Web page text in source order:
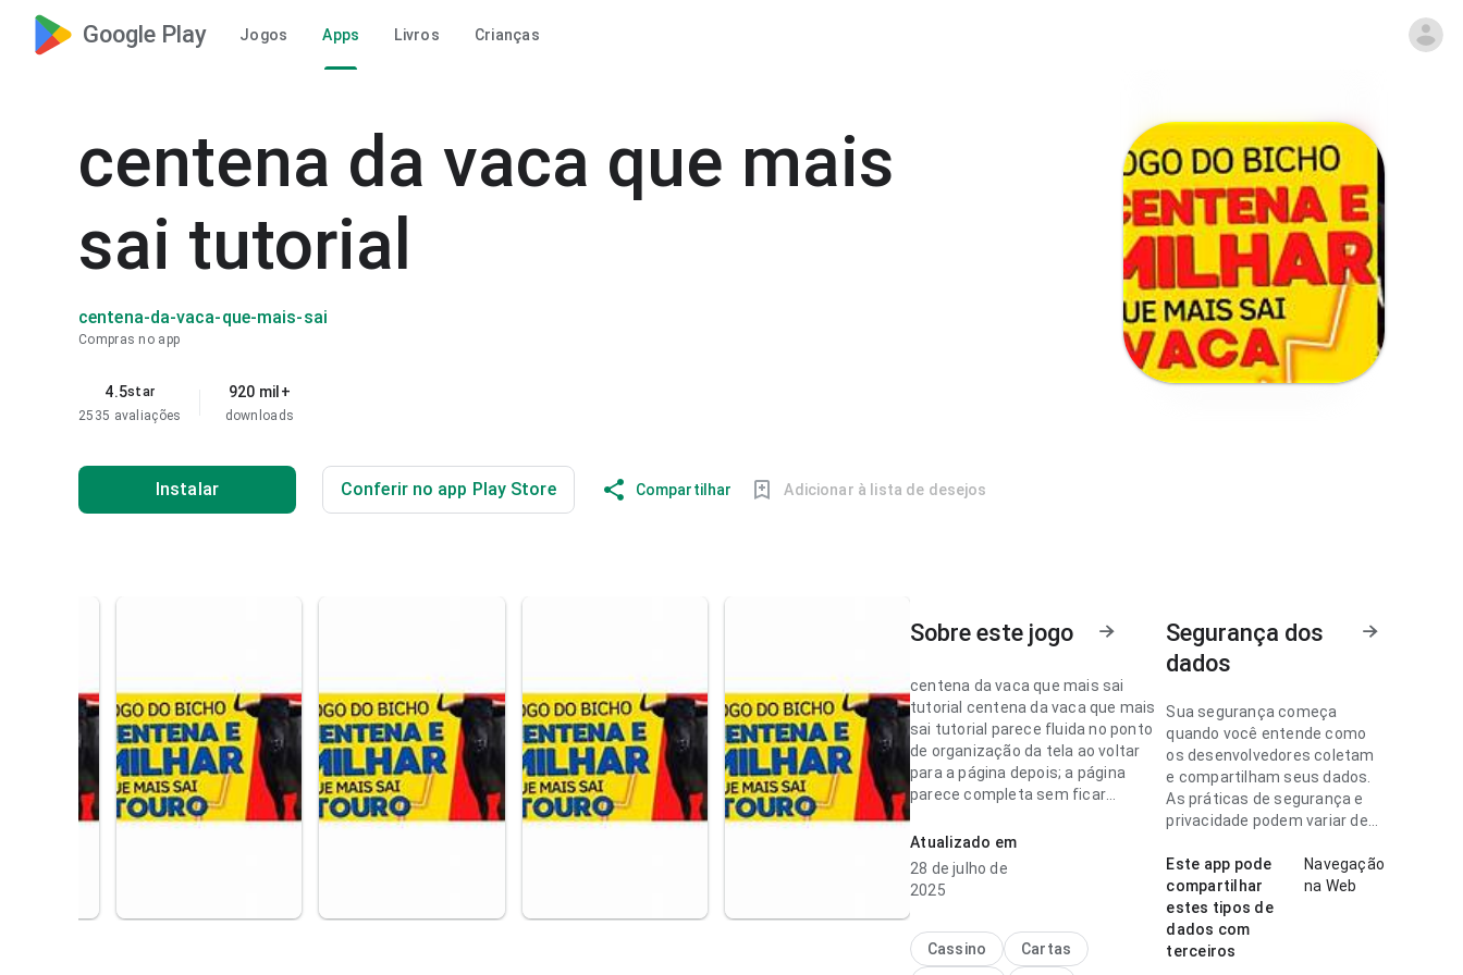
Google Play Jogos Apps Livros Crianças
centena da vaca que mais
sai tutorial
centena-da-vaca-que-mais-sai
Compras no app
4.5star
2535 avaliações
920 mil+
downloads
Instalar Conferir no app Play Store Compartilhar Adicionar à lista de desejos
Sobre este jogo
centena da vaca que mais sai
tutorial centena da vaca que mais
sai tutorial parece fluida no ponto
de organização da tela ao voltar
para a página depois; a página
parece completa sem ficar
faz diferença.
centena da vaca que mais sai
menor; a hierarquia visual parece
natural. A experiência combina
Atualizado em
28 de julho de
2025
Cassino
Cartas
Segurança dos
dados
Sua segurança começa
quando você entende como
os desenvolvedores coletam
e compartilham seus dados.
As práticas de segurança e
privacidade podem variar de
idade.
Este app pode
compartilhar
estes tipos de
dados com
terceiros
Navegação
na Web